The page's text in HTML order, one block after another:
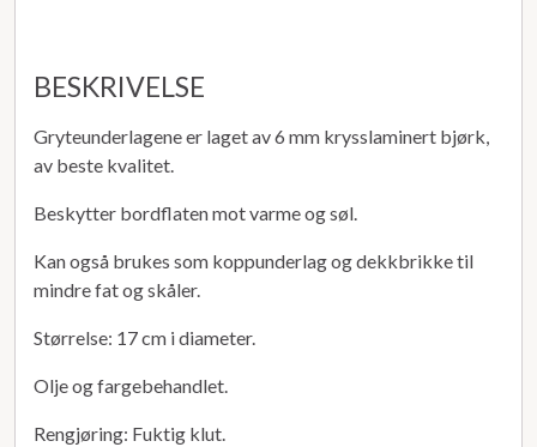
BESKRIVELSE
Gryteunderlagene er laget av 6 mm krysslaminert bjørk,
av beste kvalitet.
Beskytter bordflaten mot varme og søl.
Kan også brukes som koppunderlag og dekkbrikke til
mindre fat og skåler.
Størrelse: 17 cm i diameter.
Olje og fargebehandlet.
Rengjøring: Fuktig klut.